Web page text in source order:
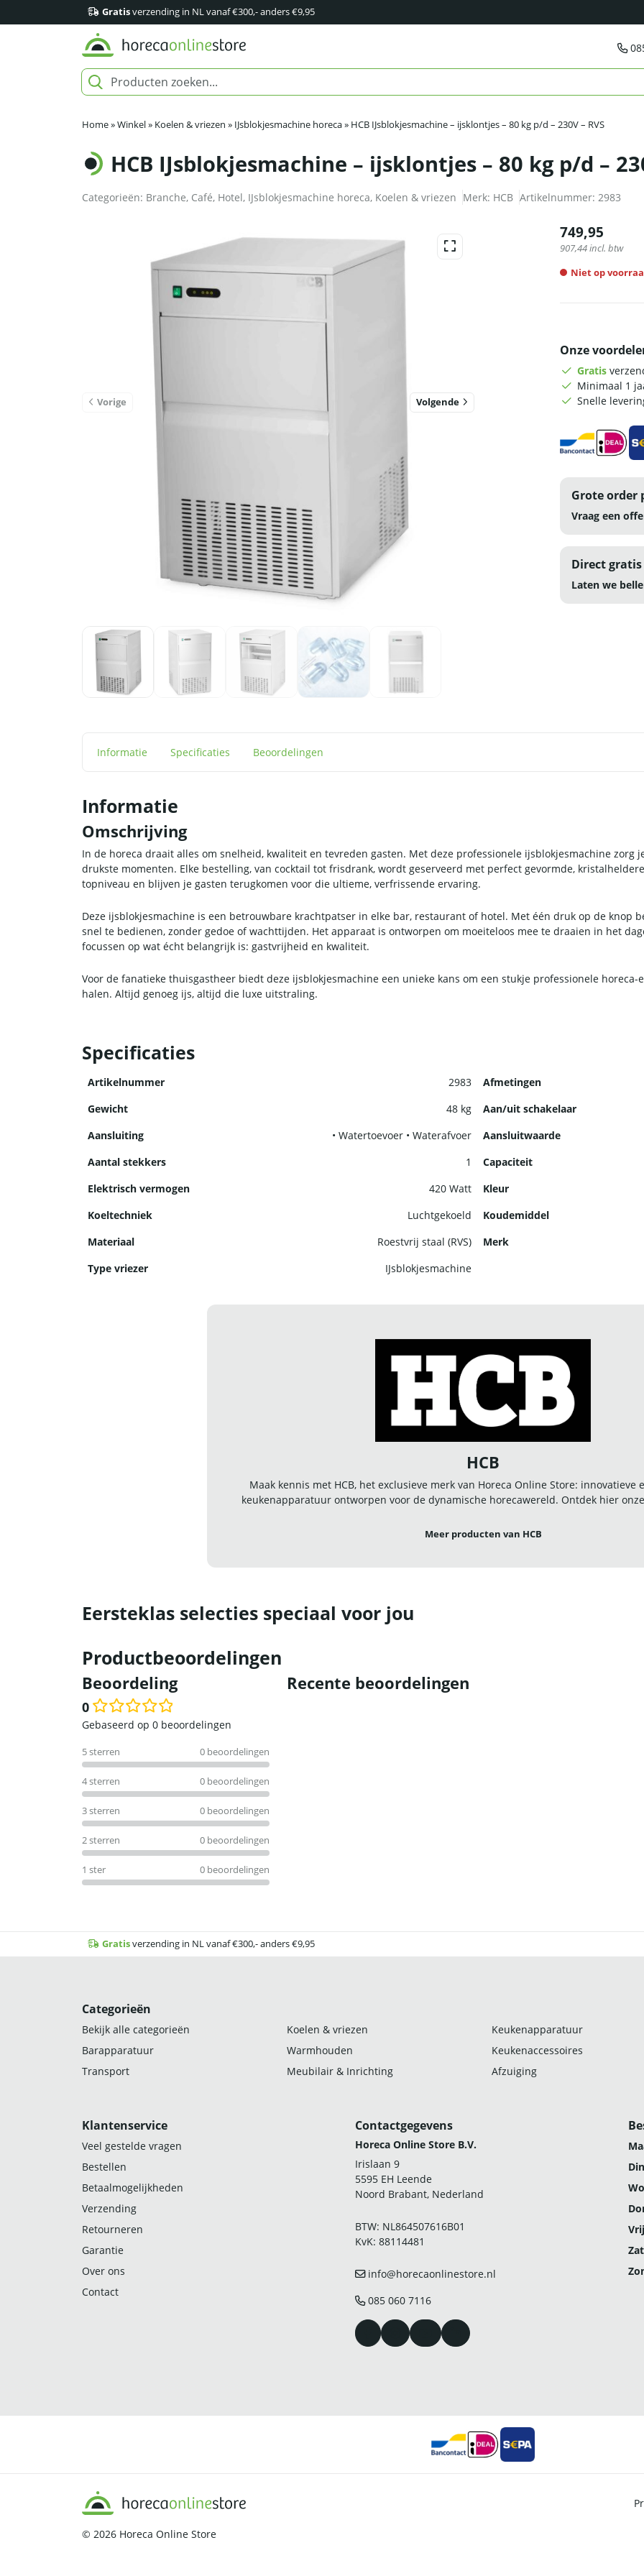
Gratisverzending in NL vanaf €300,- anders €9,95
Home»Winkel» Koelen & vriezen » IJsblokjesmachine horeca» HCB IJsblokjesmachine – ijsklontjes – 80 kg p/d – 230V – RVS
HCB IJsblokjesmachine – ijsklontjes – 80 kg p/d –
Categorieën: Branche, Café, Hotel, IJsblokjesmachine horeca, Koelen & vriezen Merk: HCB Artikelnummer: 2983
Vorige Volgende
749,95
907,44incl. btw
Niet op
Onze
Gratis
Minimaal 1
Snelle
Grote order
Vraag een
Direct
Laten we
Informatie Specificaties Beoordelingen
Informatie
Omschrijving
In de horeca draait alles om snelheid, kwaliteit en tevreden gasten. Met deze professionele ijsblokjesmachine
drukste momenten. Elke bestelling, van cocktail tot frisdrank, wordt geserveerd met perfect gevormde,
topniveau en blijven je gasten terugkomen voor die ultieme, verfrissende ervaring.
Deze ijsblokjesmachine is een betrouwbare krachtpatser in elke bar, restaurant of hotel. Met één druk op de knop
snel te bedienen, zonder gedoe of wachttijden. Het apparaat is ontworpen om moeiteloos mee te draaien in het
focussen op wat écht belangrijk is: gastvrijheid en kwaliteit.
Voor de fanatieke thuisgastheer biedt deze ijsblokjesmachine een unieke kans om een stukje professionele
halen. Altijd genoeg ijs, altijd die luxe uitstraling.
Specificaties
Artikelnummer 2983 Afmetingen
Gewicht
48 kg Aan/uit schakelaar
Aansluiting
• Watertoevoer • Waterafvoer Aansluitwaarde
Aantal stekkers
1 Capaciteit
Elektrisch vermogen
420 Watt Kleur
Koeltechniek
Luchtgekoeld Koudemiddel
Materiaal
Roestvrij staal (RVS) Merk
Type vriezer
IJsblokjesmachine
HCB
Maak kennis met HCB, het exclusieve merk van Horeca Online Store: innovatieve
keukenapparatuur ontworpen voor de dynamische horecawereld. Ontdek hier
Meer producten van HCB
Eersteklas selecties speciaal voor jou
Productbeoordelingen
Beoordeling
0
Waardering
uit
5
Gebaseerd op 0 beoordelingen
5 sterren 0 beoordelingen
4 sterren 0 beoordelingen
3 sterren 0 beoordelingen
2 sterren 0 beoordelingen
1 ster 0 beoordelingen
Recente beoordelingen
Gratisverzending in NL vanaf €300,- anders €9,95
Categorieën
Bekijk alle categorieën Koelen & vriezen Keukenapparatuur
Barapparatuur
Warmhouden Keukenaccessoires
Transport
Meubilair & Inrichting Afzuiging
Klantenservice
Veel gestelde vragen
Bestellen
Betaalmogelijkheden
Verzending
Retourneren
Garantie
Over ons
Contact
Contactgegevens
Horeca Online Store B.V.
Irislaan 9
5595 EH Leende
Noord Brabant, Nederland
BTW: NL864507616B01
KvK: 88114481
info@horecaonlinestore.nl
085 060 7116
© 2026 Horeca Online Store